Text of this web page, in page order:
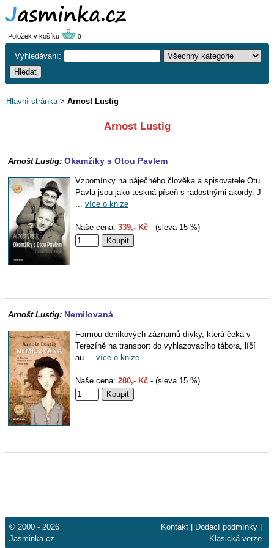
Položek v košíku 0
Vyhledávání:
Hlavní stránka> Arnost Lustig
Arnost Lustig
Arnošt Lustig: Okamžiky s Otou Pavlem
Vzpomínky na báječného člověka a spisovatele Otu
Pavla jsou jako teskná píseň s radostnými akordy. J
... více o knize
Naše cena: 339,- Kč - (sleva 15 %)
Arnošt Lustig: Nemilovaná
Formou deníkových záznamů dívky, která čeká v
Terezíně na transport do vyhlazovacího tábora, líčí
au ... více o knize
Naše cena: 280,- Kč - (sleva 15 %)
© 2000 - 2026
Jasminka.cz
Kontakt Dodací podmínky